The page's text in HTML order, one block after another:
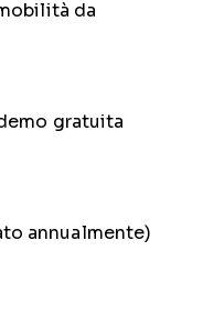
da
gratuita
annualmente)